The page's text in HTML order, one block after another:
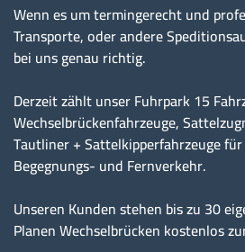
Wenn es um termingerecht und
Transporte, oder andere
bei uns genau richtig.
Derzeit zählt unser Fuhrpark 15
Wechselbrückenfahrzeuge,
Tautliner + Sattelkipperfahrzeuge
Begegnungs- und Fernverkehr.
Unseren Kunden stehen bis zu 30
Planen Wechselbrücken kostenlos